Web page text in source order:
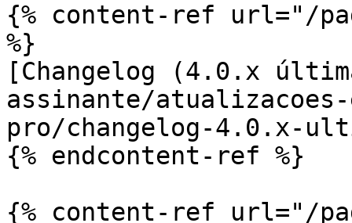
{% content-ref url="/
%}
[Changelog (4.0.x
assinante/
pro/changelog-4.0.x-
{% endcontent-ref %}
{% content-ref url="/